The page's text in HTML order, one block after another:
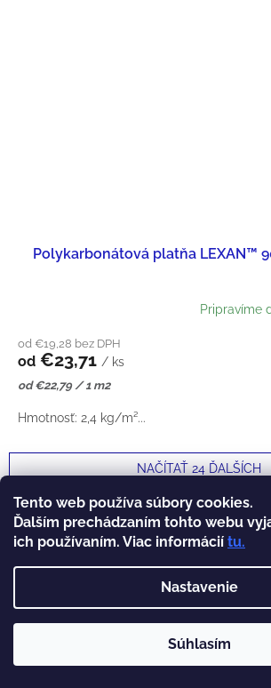
Tento web používa súbory cookies.
Ďalším prechádzaním tohto webu
ich používaním. Viac informácií tu.
Nastavenie
Súhlasím
Polykarbonátová platňa LEXAN™
Pripravíme
od €19,28 bez DPH
od €23,71 / ks
Jednotková
od €22,79 / 1 m2
Hmotnosť: 2,4 kg/m²...
O
L
Á
D
NAČÍTAŤ 24 ĎALŠÍCH
S
T
Á
N
K
O
1
4
78položiek celkom
HORE
NAŠE WEBY